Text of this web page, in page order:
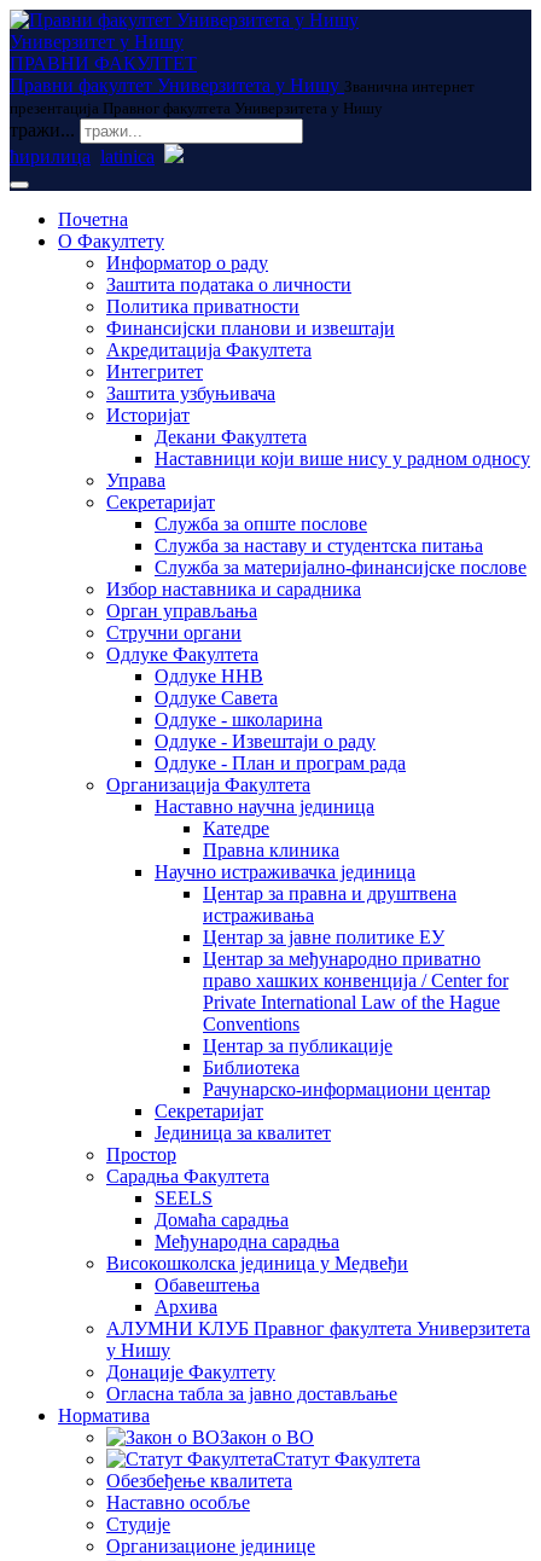
Универзитет у Нишу
ПРАВНИ ФАКУЛТЕТ
Правни факултет Универзитета у Нишу Званична интернет
презентација Правног факултета Универзитета у Нишу
тражи...
ћирилица latinica
Почетна
О Факултету
Информатор о раду
Заштита података о личности
Политика приватности
Финансијски планови и извештаји
Акредитација Факултета
Интегритет
Заштита узбуњивача
Историјат
Декани Факултета
Наставници који више нису у радном односу
Управа
Секретаријат
Служба за опште послове
Служба за наставу и студентска питања
Служба за материјално-финансијске послове
Избор наставника и сарадника
Oрган управљања
Стручни органи
Одлуке Факултета
Одлуке ННВ
Одлуке Савета
Одлуке - школарина
Одлуке - Извештаји о раду
Одлуке - План и програм рада
Организација Факултета
Наставно научна јединица
Катедре
Правна клиника
Научно истраживачка јединица
Центар за правна и друштвена
истраживања
Центар за јавне политике ЕУ
Центар за међународно приватно
право хашких конвенција / Center for
Private International Law of the Hague
Conventions
Центар за публикације
Библиотека
Рачунарско-информациони центар
Секретаријат
Јединица за квалитет
Простор
Сарадња Факултета
SEELS
Домаћа сарадња
Међународна сарадња
Високошколска јединица у Медвеђи
Обавештења
Архива
АЛУМНИ КЛУБ Правног факултета Универзитета
у Нишу
Донације Факултету
Огласна табла за јавно достављање
Норматива
Закон о ВО
Статут Факултета
Обезбеђење квалитета
Наставно особље
Студије
Организационе јединице